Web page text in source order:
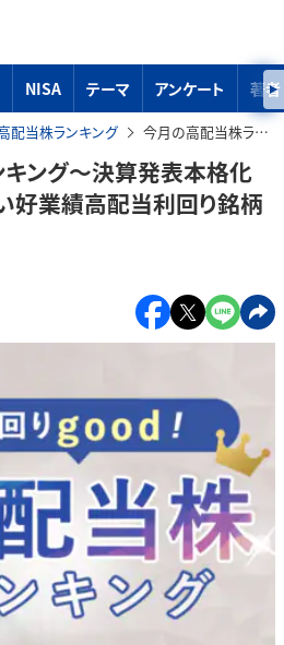
NISA テーマ アンケート 著者
配当株ランキング 今月の高配当株ランキング～決算発表本格化で、増配余地の大きい好業績高配当利回り銘柄に注目！
ング～決算発表本格化
好業績高配当利回り銘柄